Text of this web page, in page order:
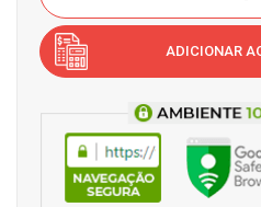
Delta
30mm
Casa
Escritório
quantidade
ADICIONAR